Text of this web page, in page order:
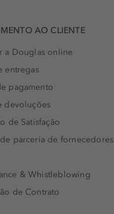
AO CLIENTE
a Douglas online
entregas
pagamento
devoluções
de Satisfação
parceria de fornecedores
& Whistleblowing
de Contrato